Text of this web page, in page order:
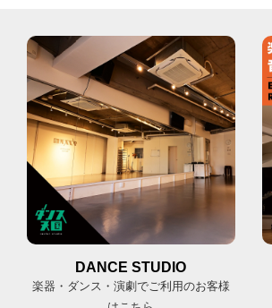
DANCE STUDIO
楽器・ダンス・演劇でご利用のお客様